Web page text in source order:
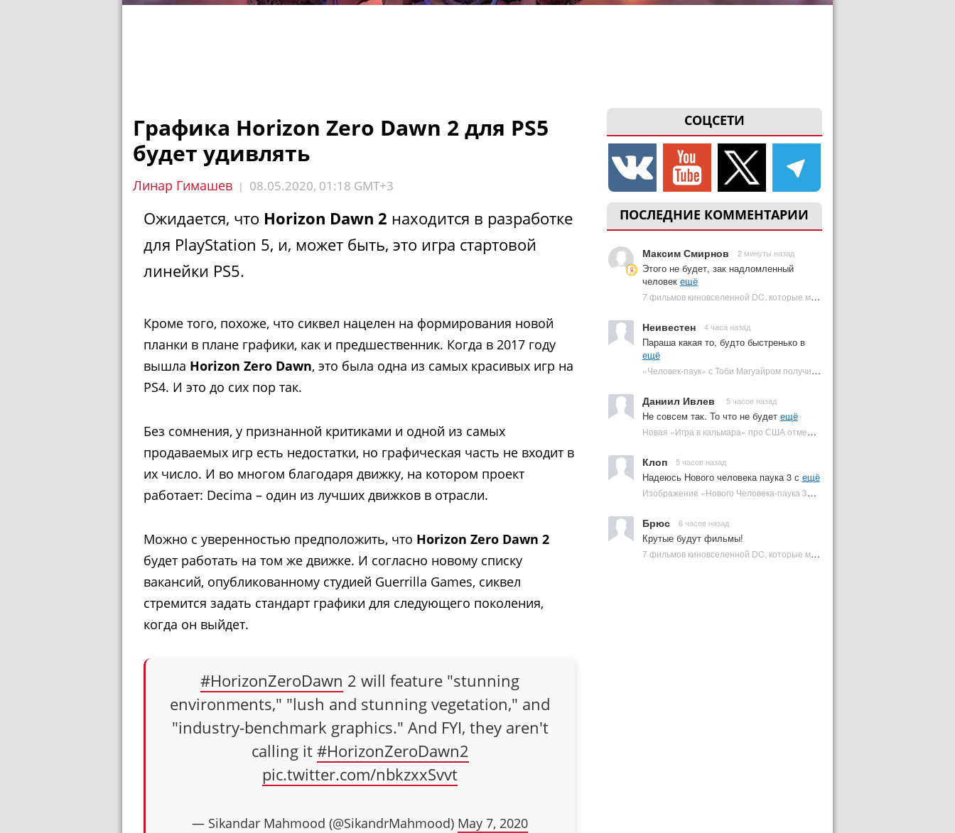
СОЦСЕТИ
ПОСЛЕДНИЕ КОММЕНТАРИИ
Максим Смирнов 2 минуты назад
Этого не будет, зак надломленный
человек ещё
7 фильмов киновселенной DC, которые может снять Зак Снайдер | Plugged In Ru
Неивестен 4 часа назад
Параша какая то, будто быстренько в
ещё
«Человек-паук» с Тоби Магуайром получил новый постер | Plugged In Ru
Даниил Ивлев 5 часов назад
Не совсем так. То что не будет ещё
Новая «Игра в кальмара» про США отменена | Plugged In Ru
Клоп 5 часов назад
Надеюсь Нового человека паука 3 с ещё
Изображение «Нового Человека-паука 3» подтвердило Зловещую шестерку | Plugged In Ru
Брюс 6 часов назад
Крутые будут фильмы!
7 фильмов киновселенной DC, которые может снять Зак Снайдер | Plugged In Ru
Графика Horizon Zero Dawn 2 для PS5
будет удивлять
Линар Гимашев | 08.05.2020, 01:18 GMT+3
Ожидается, что Horizon Dawn 2 находится в разработке
для PlayStation 5, и, может быть, это игра стартовой
линейки PS5.
Кроме того, похоже, что сиквел нацелен на формирования новой
планки в плане графики, как и предшественник. Когда в 2017 году
вышла Horizon Zero Dawn, это была одна из самых красивых игр на
PS4. И это до сих пор так.
Без сомнения, у признанной критиками и одной из самых
продаваемых игр есть недостатки, но графическая часть не входит в
их число. И во многом благодаря движку, на котором проект
работает: Decima – один из лучших движков в отрасли.
Можно с уверенностью предположить, что Horizon Zero Dawn 2
будет работать на том же движке. И согласно новому списку
вакансий, опубликованному студией Guerrilla Games, сиквел
стремится задать стандарт графики для следующего поколения,
когда он выйдет.
#HorizonZeroDawn 2 will feature "stunning
environments," "lush and stunning vegetation," and
"industry-benchmark graphics." And FYI, they aren't
calling it #HorizonZeroDawn2
pic.twitter.com/nbkzxxSvvt
— Sikandar Mahmood (@SikandrMahmood) May 7, 2020